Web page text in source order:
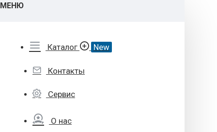
МЕНЮ
Каталог New
Контакты
Сервис
О нас